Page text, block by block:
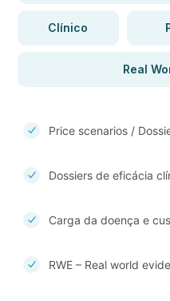
Clínico
Real
Price scenarios /
Dossiers de eficácia
Carga da doença e
RWE – Real world